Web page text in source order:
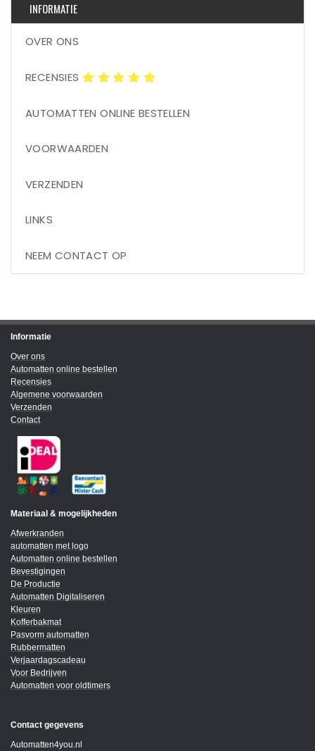
INFORMATIE
OVER ONS
RECENSIES
AUTOMATTEN ONLINE BESTELLEN
VOORWAARDEN
VERZENDEN
LINKS
NEEM CONTACT OP
Informatie
Over ons
Automatten online bestellen
Recensies
Algemene voorwaarden
Verzenden
Contact
Materiaal & mogelijkheden
Afwerkranden
automatten met logo
Automatten online bestellen
Bevestigingen
De Productie
Automatten Digitaliseren
Kleuren
Kofferbakmat
Pasvorm automatten
Rubbermatten
Verjaardagscadeau
Voor Bedrijven
Automatten voor oldtimers
Contact gegevens
Automatten4you.nl